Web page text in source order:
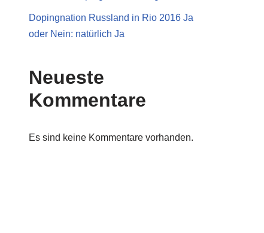
Dopingnation Russland in Rio 2016 Ja
oder Nein: natürlich Ja
Neueste
Kommentare
Es sind keine Kommentare vorhanden.